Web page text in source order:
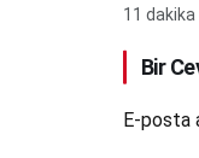
Hikâye
11
Bir
E-posta